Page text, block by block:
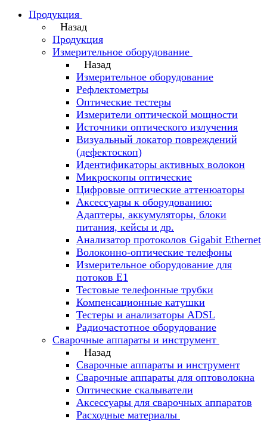
Продукция
Назад
Продукция
Измерительное оборудование
Назад
Измерительное оборудование
Рефлектометры
Оптические тестеры
Измерители оптической мощности
Источники оптического излучения
Визуальный локатор повреждений
(дефектоскоп)
Идентификаторы активных волокон
Микроскопы оптические
Цифровые оптические аттенюаторы
Аксессуары к оборудованию:
Адаптеры, аккумуляторы, блоки
питания, кейсы и др.
Анализатор протоколов Gigabit Ethernet
Волоконно-оптические телефоны
Измерительное оборудование для
потоков Е1
Тестовые телефонные трубки
Компенсационные катушки
Тестеры и анализаторы ADSL
Радиочастотное оборудование
Сварочные аппараты и инструмент
Назад
Сварочные аппараты и инструмент
Сварочные аппараты для оптоволокна
Оптические скалыватели
Аксессуары для сварочных аппаратов
Расходные материалы